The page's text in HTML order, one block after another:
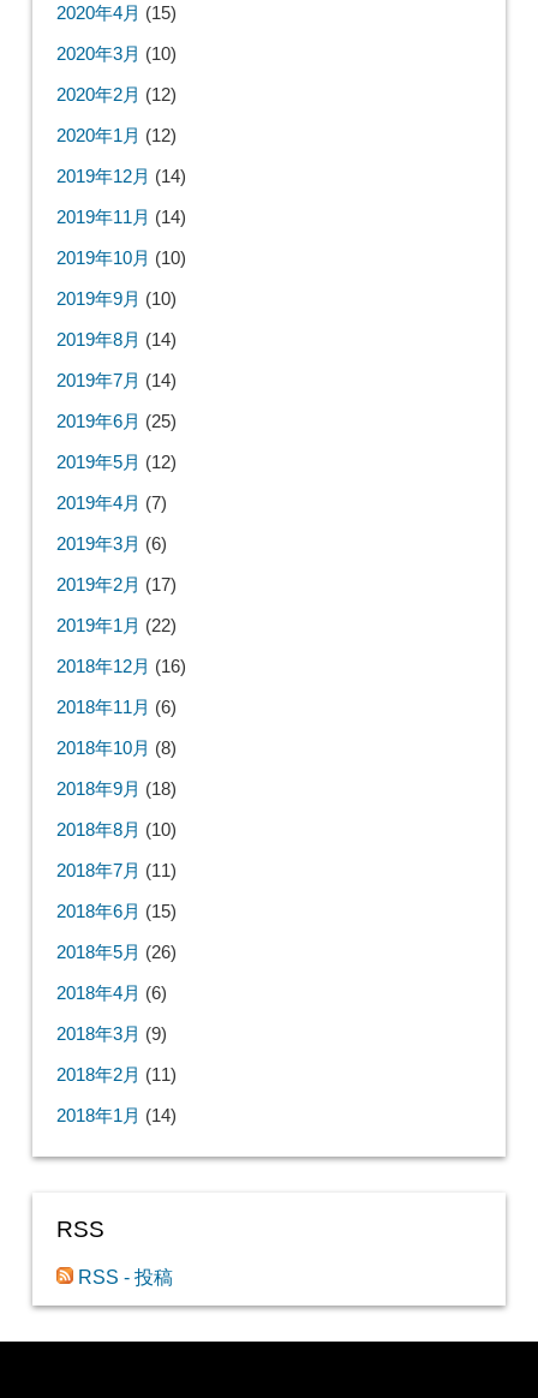
2020年4月 (15)
2020年3月 (10)
2020年2月 (12)
2020年1月 (12)
2019年12月 (14)
2019年11月 (14)
2019年10月 (10)
2019年9月 (10)
2019年8月 (14)
2019年7月 (14)
2019年6月 (25)
2019年5月 (12)
2019年4月 (7)
2019年3月 (6)
2019年2月 (17)
2019年1月 (22)
2018年12月 (16)
2018年11月 (6)
2018年10月 (8)
2018年9月 (18)
2018年8月 (10)
2018年7月 (11)
2018年6月 (15)
2018年5月 (26)
2018年4月 (6)
2018年3月 (9)
2018年2月 (11)
2018年1月 (14)
RSS
RSS - 投稿